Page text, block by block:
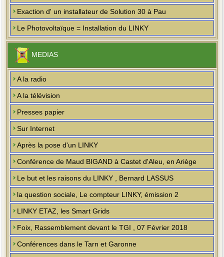
Exaction d' un installateur de Solution 30 à Pau
Le Photovoltaïque = Installation du LINKY
MEDIAS
A la radio
A la télévision
Presses papier
Sur Internet
Après la pose d'un LINKY
Conférence de Maud BIGAND à Castet d'Aleu, en Ariège
Le but et les raisons du LINKY , Bernard LASSUS
la question sociale, Le compteur LINKY, émission 2
LINKY ETAZ, les Smart Grids
Foix, Rassemblement devant le TGI , 07 Février 2018
Conférences dans le Tarn et Garonne